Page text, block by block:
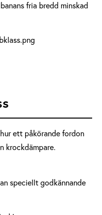
fria bredd minskad
ett påkörande fordon
krockdämpare.
speciellt godkännande